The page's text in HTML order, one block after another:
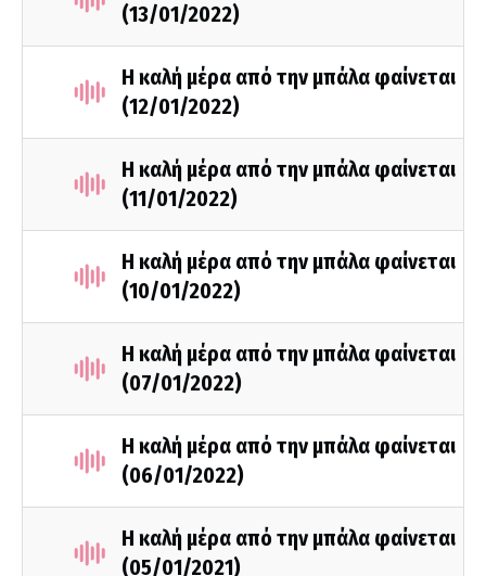
(13/01/2022)
Η καλή μέρα από την μπάλα φαίνεται
(12/01/2022)
Η καλή μέρα από την μπάλα φαίνεται
(11/01/2022)
Η καλή μέρα από την μπάλα φαίνεται
(10/01/2022)
Η καλή μέρα από την μπάλα φαίνεται
(07/01/2022)
Η καλή μέρα από την μπάλα φαίνεται
(06/01/2022)
Η καλή μέρα από την μπάλα φαίνεται
(05/01/2021)